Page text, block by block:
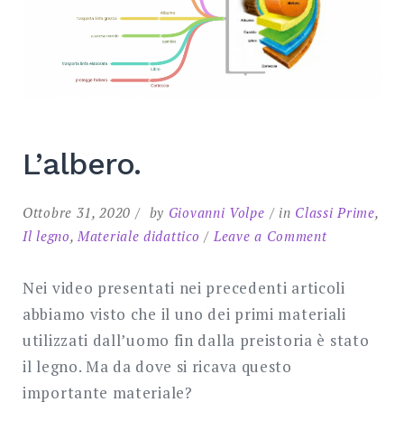
L’albero.
Ottobre 31, 2020 by Giovanni Volpe in Classi Prime,
Il legno,Materiale didattico Leave a Commenton
Nei video presentati nei precedenti articoli
abbiamo visto che il uno dei primi materiali
utilizzati dall’uomo fin dalla preistoria è stato
il legno. Ma da dove si ricava questo
importante materiale?